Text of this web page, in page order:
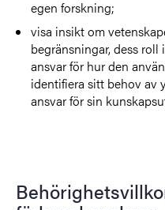
egen forskning;
visa insikt om
begränsningar, dess
ansvar för hur den
identifiera sitt behov av
ansvar för sin